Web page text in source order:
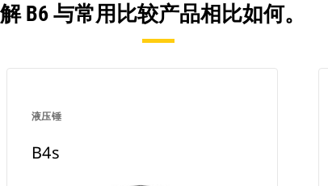
B6 与常用比较产品相比如何。
液压锤
B4s